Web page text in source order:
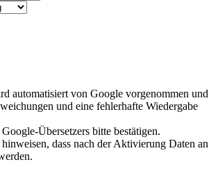
automatisiert von Google vorgenommen und
und eine fehlerhafte Wiedergabe
Übersetzers bitte bestätigen.
dass nach der Aktivierung Daten an